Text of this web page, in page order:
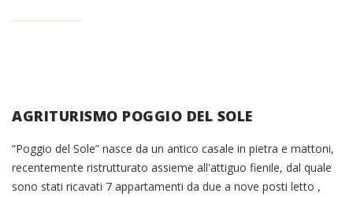
AGRITURISMO POGGIO DEL SOLE
“Poggio del Sole” nasce da un antico casale in pietra e mattoni,
recentemente ristrutturato assieme all'attiguo fienile, dal quale
sono stati ricavati 7 appartamenti da due a nove posti letto ,